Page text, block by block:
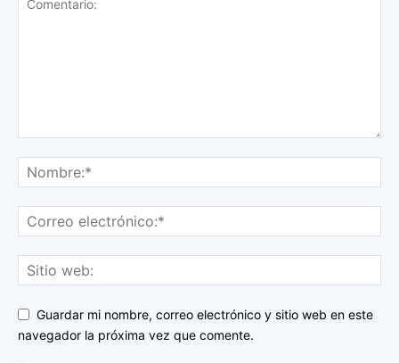
Guardar mi nombre, correo electrónico y sitio web en este
navegador la próxima vez que comente.